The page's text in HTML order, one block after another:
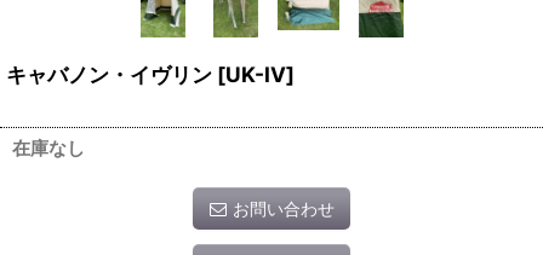
キャバノン・イヴリン [UK-IV]
在庫なし
お問い合わせ